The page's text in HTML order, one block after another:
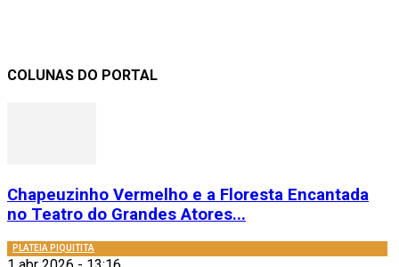
COLUNAS DO PORTAL
Chapeuzinho Vermelho e a Floresta Encantada
no Teatro do Grandes Atores...
PLATEIA PIQUITITA